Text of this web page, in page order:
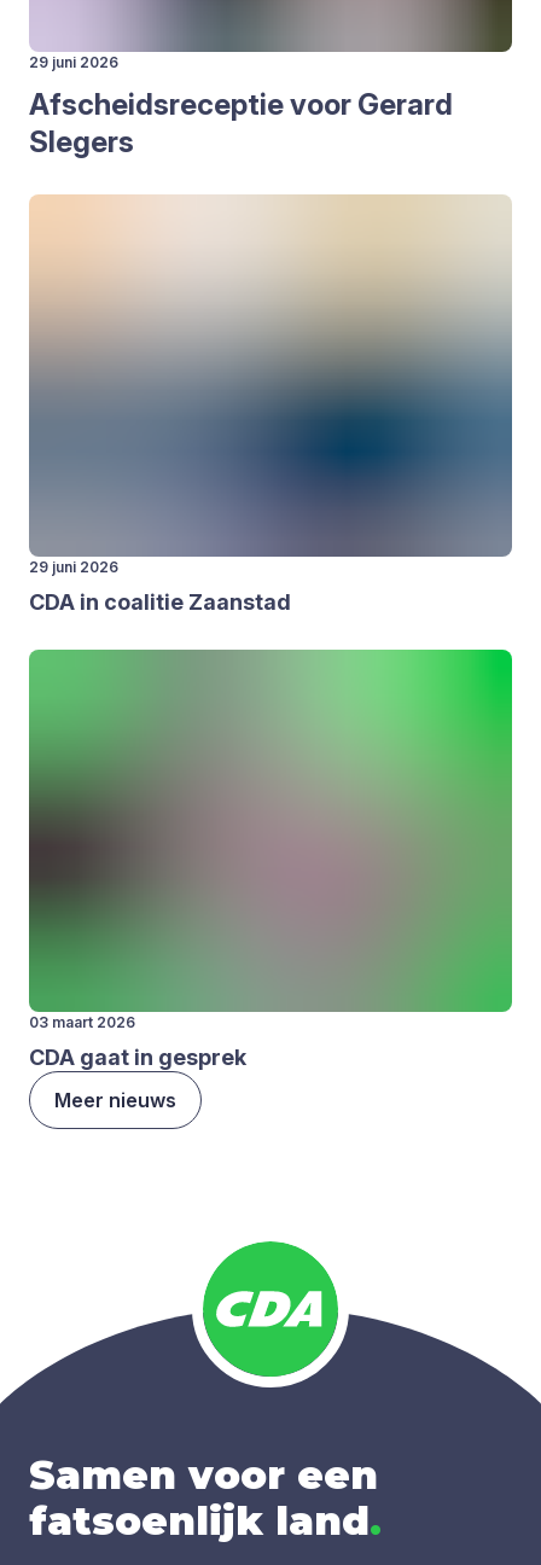
29 juni 2026
Afscheids­re­cep­tie voor Gerard
Sle­gers
29 juni 2026
CDA in coa­li­tie Zaan­stad
03 maart 2026
CDA gaat in gesprek
Meer nieuws
Samen voor een
fatsoenlijk land.